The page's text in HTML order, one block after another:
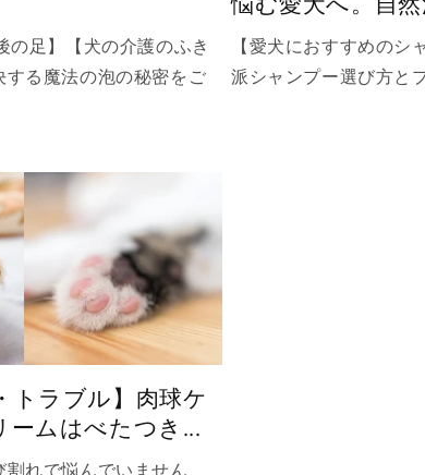
の足】【犬の介護のふき
る魔法の泡の秘密をご
【愛犬におすすめの
派シャンプー選び方と
トラブル】肉球ケ
ムはべたつき...
れで悩んでいません